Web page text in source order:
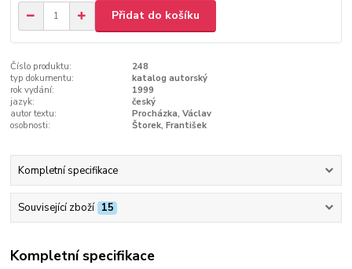
Přidat do košíku
Číslo produktu:
248
typ dokumentu:
katalog autorský
rok vydání:
1999
jazyk:
český
autor textu:
Procházka, Václav
osobnosti:
Štorek, František
Kompletní specifikace
Související zboží 15
Kompletní specifikace